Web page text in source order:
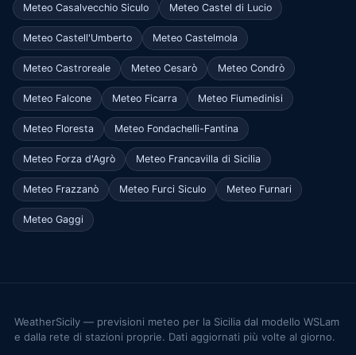
Meteo Casalvecchio Siculo Meteo Castel di Lucio
Meteo Castell'Umberto Meteo Castelmola
Meteo Castroreale Meteo Cesarò Meteo Condrò
Meteo Falcone Meteo Ficarra Meteo Fiumedinisi
Meteo Floresta Meteo Fondachelli-Fantina
Meteo Forza d'Agrò Meteo Francavilla di Sicilia
Meteo Frazzanò Meteo Furci Siculo Meteo Furnari
Meteo Gaggi
WeatherSicily — previsioni meteo per la Sicilia dal modello WSLam
e dalla rete di stazioni proprie. Dati aggiornati più volte al giorno.